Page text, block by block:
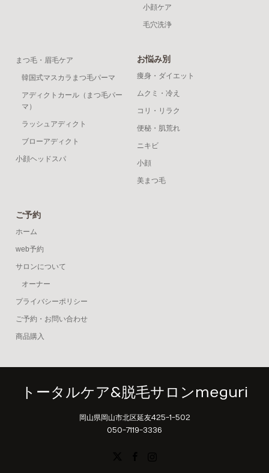
小顔ケア
毛穴洗浄
まつ毛・眉毛ケア
韓国式マスカラまつ毛パーマ
アディクトカール（まつ毛パー
マ）
ラッシュアディクト
ブローアディクト
小顔ヘッドスパ
お悩み別
痩身・ダイエット
ムクミ・冷え
コリ・リラク
便秘・肌荒れ
ニキビ
小顔
美まつ毛
ご予約
ホーム
web予約
サロンについて
オーナー
プライバシーポリシー
ご予約・お問い合わせ
商品購入
トータルケア&脱毛サロンmeguri
岡山県岡山市北区延友425-1-502
050-7119-3336